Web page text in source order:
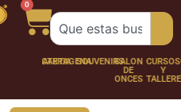
0
CHOCOLATERÍA
CARTAGENASOUVENIRSSALÓN
DE
ONCES
CURSOS
Y